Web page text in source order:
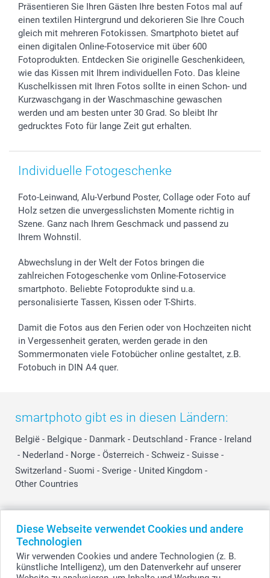
Diese Webseite verwendet Cookies und andere
Technologien
Wir verwenden Cookies und andere Technologien (z. B.
künstliche Intelligenz), um den Datenverkehr auf unserer
smartfriends
smartgarantie
smartbonus
Präsentieren Sie Ihren Gästen Ihre besten Fotos mal auf
einen textilen Hintergrund und dekorieren Sie Ihre Couch
gleich mit mehreren Fotokissen. Smartphoto bietet auf
einen digitalen Online-Fotoservice mit über 600
Fotoprodukten. Entdecken Sie originelle Geschenkideen,
wie das Kissen mit Ihrem individuellen Foto. Das kleine
Kuschelkissen mit Ihren Fotos sollte in einen Schon- und
Kurzwaschgang in der Waschmaschine gewaschen
werden und am besten unter 30 Grad. So bleibt Ihr
gedrucktes Foto für lange Zeit gut erhalten.
Individuelle Fotogeschenke
Foto-Leinwand, Alu-Verbund Poster, Collage oder Foto auf
Holz setzen die unvergesslichsten Momente richtig in
Szene. Ganz nach Ihrem Geschmack und passend zu
Ihrem Wohnstil.
Abwechslung in der Welt der Fotos bringen die
zahlreichen Fotogeschenke vom Online-Fotoservice
smartphoto. Beliebte Fotoprodukte sind u.a.
personalisierte Tassen, Kissen oder T-Shirts.
Damit die Fotos aus den Ferien oder von Hochzeiten nicht
in Vergessenheit geraten, werden gerade in den
Sommermonaten viele Fotobücher online gestaltet, z.B.
Fotobuch in DIN A4 quer.
smartphoto gibt es in diesen Ländern:
België - Belgique - Danmark - Deutschland - France - Ireland
- Nederland - Norge - Österreich - Schweiz - Suisse -
Switzerland - Suomi - Sverige - United Kingdom -
Other Countries
Alle Preise verstehen sich in Schweizer Franken (CHF) inkl. MwSt. und zzgl.
Versandkosten.